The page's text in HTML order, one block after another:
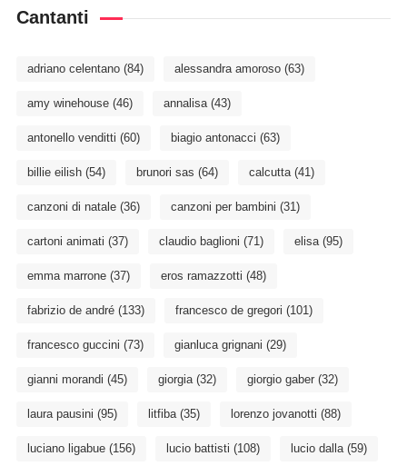
Cantanti
adriano celentano(84) alessandra amoroso(63)
amy winehouse(46) annalisa(43)
antonello venditti (60) biagio antonacci (63)
billie eilish(54) brunori sas (64) calcutta(41)
canzoni di natale(36) canzoni per bambini (31)
cartoni animati (37) claudio baglioni (71) elisa(95)
emma marrone(37) eros ramazzotti (48)
fabrizio de andré(133) francesco de gregori (101)
francesco guccini (73) gianluca grignani (29)
gianni morandi (45) giorgia(32) giorgio gaber(32)
laura pausini (95) litfiba(35) lorenzo jovanotti (88)
luciano ligabue(156) lucio battisti (108) lucio dalla(59)